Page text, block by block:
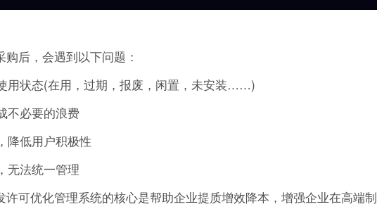
后，会遇到以下问题：
用状态(在用，过期，报废，闲置，未安装……)
不必要的浪费
降低用户积极性
无法统一管理
可优化管理系统的核心是帮助企业提质增效降本，增强企业在高端制